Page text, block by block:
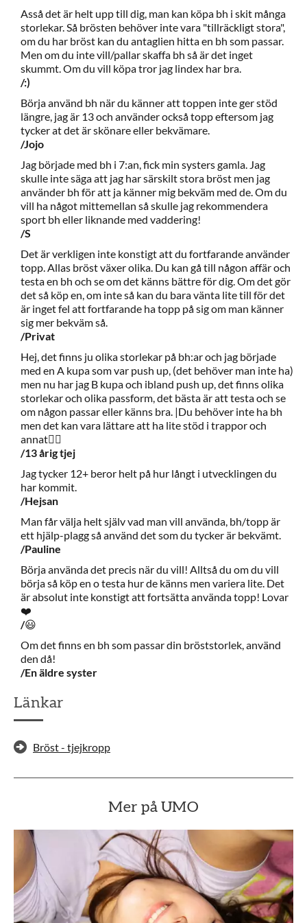
Asså det är helt upp till dig, man kan köpa bh i skit många
storlekar. Så brösten behöver inte vara "tillräckligt stora",
om du har bröst kan du antaglien hitta en bh som passar.
Men om du inte vill/pallar skaffa bh så är det inget
skummt. Om du vill köpa tror jag lindex har bra.
/:)
Börja använd bh när du känner att toppen inte ger stöd
längre, jag är 13 och använder också topp eftersom jag
tycker at det är skönare eller bekvämare.
/Jojo
Jag började med bh i 7:an, fick min systers gamla. Jag
skulle inte säga att jag har särskilt stora bröst men jag
använder bh för att ja känner mig bekväm med de. Om du
vill ha något mittemellan så skulle jag rekommendera
sport bh eller liknande med vaddering!
/S
Det är verkligen inte konstigt att du fortfarande använder
topp. Allas bröst växer olika. Du kan gå till någon affär och
testa en bh och se om det känns bättre för dig. Om det gör
det så köp en, om inte så kan du bara vänta lite till för det
är inget fel att fortfarande ha topp på sig om man känner
sig mer bekväm så.
/Privat
Hej, det finns ju olika storlekar på bh:ar och jag började
med en A kupa som var push up, (det behöver man inte ha)
men nu har jag B kupa och ibland push up, det finns olika
storlekar och olika passform, det bästa är att testa och se
om någon passar eller känns bra. |Du behöver inte ha bh
men det kan vara lättare att ha lite stöd i trappor och
annat👍🏻
/13 årig tjej
Jag tycker 12+ beror helt på hur långt i utvecklingen du
har kommit.
/Hejsan
Man får välja helt själv vad man vill använda, bh/topp är
ett hjälp-plagg så använd det som du tycker är bekvämt.
/Pauline
Börja använda det precis när du vill! Alltså du om du vill
börja så köp en o testa hur de känns men variera lite. Det
är absolut inte konstigt att fortsätta använda topp! Lovar
❤️
/😃
Om det finns en bh som passar din bröststorlek, använd
den då!
/En äldre syster
Länkar
Bröst - tjejkropp
Mer på UMO